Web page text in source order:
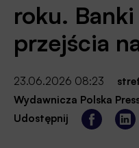
roku.
przejścia
23.06.2026 08:23
Wydawnicza Polska
Udostępnij